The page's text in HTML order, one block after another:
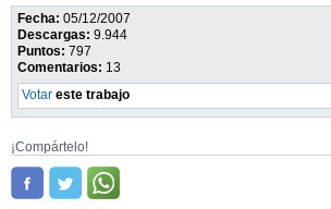
Fecha: 05/12/2007
Descargas: 9.944
Puntos: 797
Comentarios: 13
Votar este trabajo
¡Compártelo!